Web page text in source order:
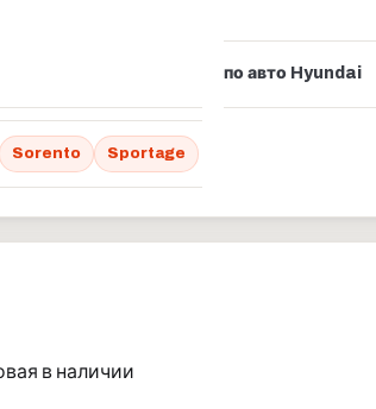
по авто Hyundai
Sorento Sportage
в наличии